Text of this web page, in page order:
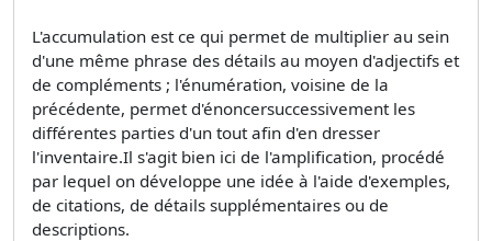
L'accumulation est ce qui permet de multiplier au sein
d'une même phrase des détails au moyen d'adjectifs et
de compléments ; l'énumération, voisine de la
précédente, permet d'énoncersuccessivement les
différentes parties d'un tout afin d'en dresser
l'inventaire.Il s'agit bien ici de l'amplification, procédé
par lequel on développe une idée à l'aide d'exemples,
de citations, de détails supplémentaires ou de
descriptions.